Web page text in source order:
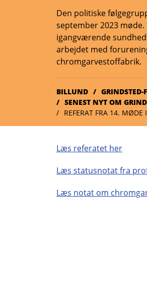
Den politiske
september 2023
igangværende
arbejdet med
chromgarvestoffabrik.
BILLUND GRINDSTED-
SENEST NYT OM
REFERAT FRA 14. MØDE
Læs referatet her
Læs statusnotat fra
Læs notat om